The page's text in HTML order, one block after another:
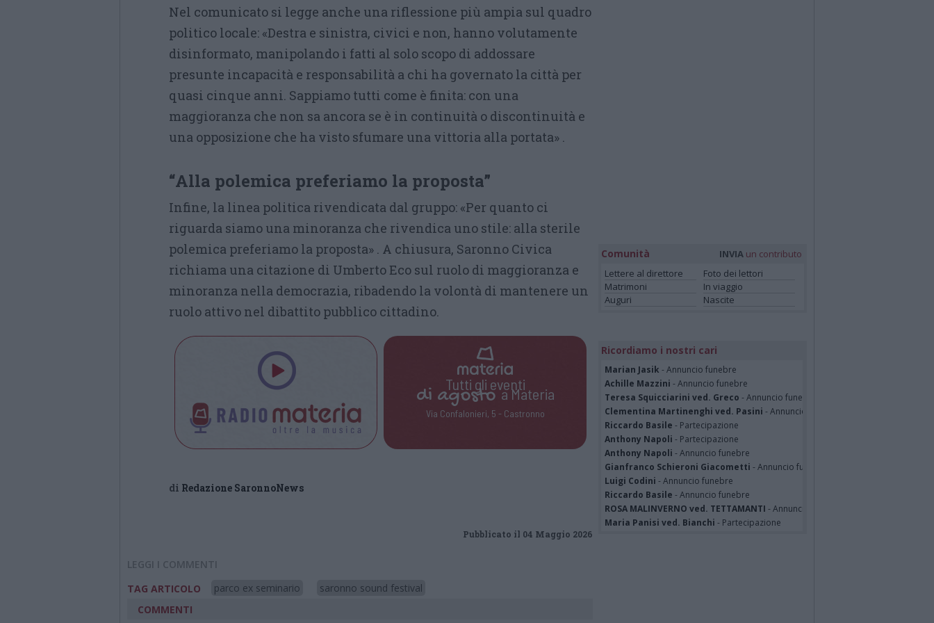
Nel comunicato si legge anche una riflessione più ampia sul quadro
politico locale: «Destra e sinistra, civici e non, hanno volutamente
disinformato, manipolando i fatti al solo scopo di addossare
presunte incapacità e responsabilità a chi ha governato la città per
quasi cinque anni. Sappiamo tutti come è finita: con una
maggioranza che non sa ancora se è in continuità o discontinuità e
una opposizione che ha visto sfumare una vittoria alla portata» .
“Alla polemica preferiamo la proposta”
Infine, la linea politica rivendicata dal gruppo: «Per quanto ci
riguarda siamo una minoranza che rivendica uno stile: alla sterile
polemica preferiamo la proposta» . A chiusura, Saronno Civica
richiama una citazione di Umberto Eco sul ruolo di maggioranza e
minoranza nella democrazia, ribadendo la volontà di mantenere un
ruolo attivo nel dibattito pubblico cittadino.
Tutti gli eventi
di agostoa Materia
Via Confalonieri, 5 - Castronno
di Redazione SaronnoNews
Pubblicato il 04 Maggio 2026
LEGGI I COMMENTI
TAG ARTICOLO
parco ex seminario
saronno sound festival
COMMENTI
Comunità INVIA un contributo
Lettere al direttore
Foto dei lettori
Matrimoni
In viaggio
Auguri
Nascite
Ricordiamo i nostri cari
Marian Jasik - Annuncio funebre
Achille Mazzini - Annuncio funebre
Teresa Squicciarini ved. Greco - Annuncio funebre
Clementina Martinenghi ved. Pasini - Annuncio funebre
Riccardo Basile - Partecipazione
Anthony Napoli - Partecipazione
Anthony Napoli - Annuncio funebre
Gianfranco Schieroni Giacometti - Annuncio funebre
Luigi Codini - Annuncio funebre
Riccardo Basile - Annuncio funebre
ROSA MALINVERNO ved. TETTAMANTI - Annuncio funebre
Maria Panisi ved. Bianchi - Partecipazione